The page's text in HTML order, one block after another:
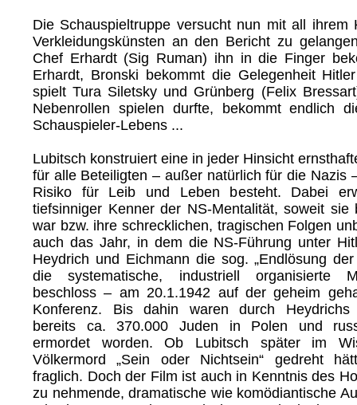
Die Schauspieltruppe versucht nun mit all ihrem
Verkleidungskünsten an den Bericht zu
Chef Erhardt (Sig Ruman) ihn in die Finger
Erhardt, Bronski bekommt die Gelegenheit
spielt Tura Siletsky und Grünberg (Felix
Nebenrollen spielen durfte, bekommt endlich
Schauspieler-Lebens ...
Lubitsch konstruiert eine in jeder Hinsicht
für alle Beteiligten – außer natürlich für die Nazis
Risiko für Leib und Leben besteht. Dabei
tiefsinniger Kenner der NS-Mentalität, soweit sie
war bzw. ihre schrecklichen, tragischen Folgen
auch das Jahr, in dem die NS-Führung unter
Heydrich und Eichmann die sog. „Endlösung
die systematische, industriell organisierte
beschloss – am 20.1.1942 auf der geheim
Konferenz. Bis dahin waren durch Heydrichs
bereits ca. 370.000 Juden in Polen und
ermordet worden. Ob Lubitsch später im
Völkermord „Sein oder Nichtsein“ gedreht
fraglich. Doch der Film ist auch in Kenntnis des
zu nehmende, dramatische wie komödiantische